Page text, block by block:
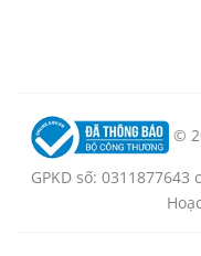
©
GPKD số: